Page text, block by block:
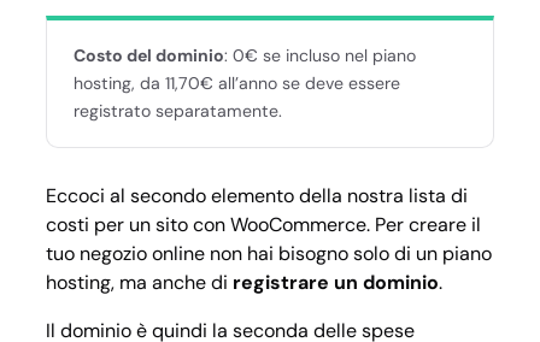
Costo del dominio: 0€ se incluso nel piano
hosting, da 11,70€ all’anno se deve essere
registrato separatamente.
Eccoci al secondo elemento della nostra lista di
costi per un sito con WooCommerce. Per creare il
tuo negozio online non hai bisogno solo di un piano
hosting, ma anche di registrare un dominio.
Il dominio è quindi la seconda delle spese